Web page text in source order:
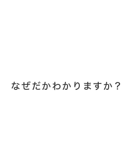
なぜだかわかりますか？